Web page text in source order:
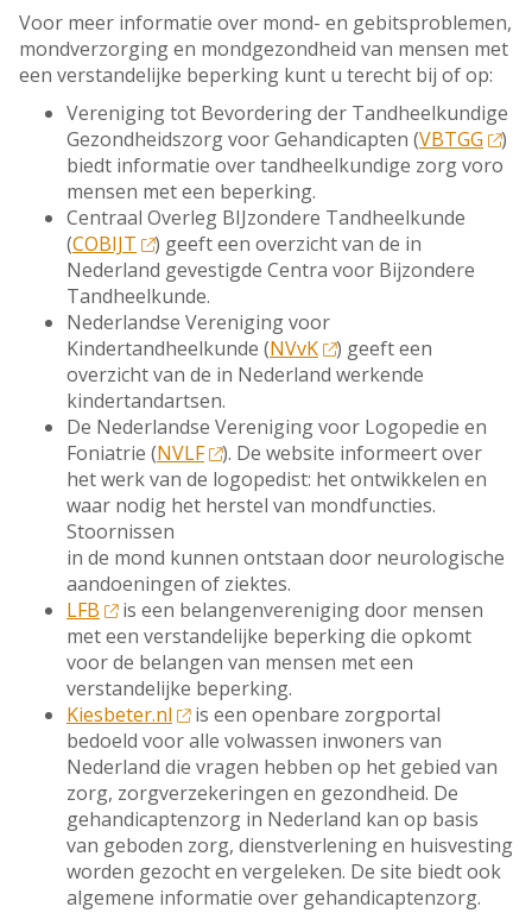
Voor meer informatie over mond- en gebitsproblemen,
mondverzorging en mondgezondheid van mensen met
een verstandelijke beperking kunt u terecht bij of op:
Vereniging tot Bevordering der Tandheelkundige
Gezondheidszorg voor Gehandicapten (VBTGG
)
biedt informatie over tandheelkundige zorg voro
mensen met een beperking.
Centraal Overleg BIJzondere Tandheelkunde
(COBIJT
) geeft een overzicht van de in
Nederland gevestigde Centra voor Bijzondere
Tandheelkunde.
Nederlandse Vereniging voor
Kindertandheelkunde (NVvK
) geeft een
overzicht van de in Nederland werkende
kindertandartsen.
De Nederlandse Vereniging voor Logopedie en
Foniatrie (NVLF
). De website informeert over
het werk van de logopedist: het ontwikkelen en
waar nodig het herstel van mondfuncties.
Stoornissen
in de mond kunnen ontstaan door neurologische
aandoeningen of ziektes.
LFB
is een belangenvereniging door mensen
met een verstandelijke beperking die opkomt
voor de belangen van mensen met een
verstandelijke beperking.
Kiesbeter.nl
is een openbare zorgportal
bedoeld voor alle volwassen inwoners van
Nederland die vragen hebben op het gebied van
zorg, zorgverzekeringen en gezondheid. De
gehandicaptenzorg in Nederland kan op basis
van geboden zorg, dienstverlening en huisvesting
worden gezocht en vergeleken. De site biedt ook
algemene informatie over gehandicaptenzorg.